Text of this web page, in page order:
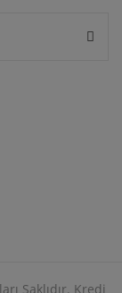
Saklıdır. Kredi